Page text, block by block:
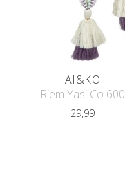
AI&KO
Riem Yasi Co 600
29,99